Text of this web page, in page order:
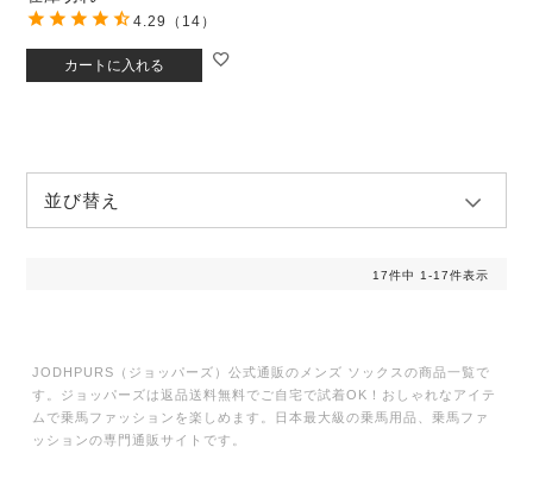
カートに入れる
4.29 （14）
並び替え
17件中 1-17件表示
JODHPURS（ジョッパーズ）公式通販のメンズ ソックスの商品一覧で
す。ジョッパーズは返品送料無料でご自宅で試着OK！おしゃれなアイテ
ムで乗馬ファッションを楽しめます。日本最大級の乗馬用品、乗馬ファ
ッションの専門通販サイトです。